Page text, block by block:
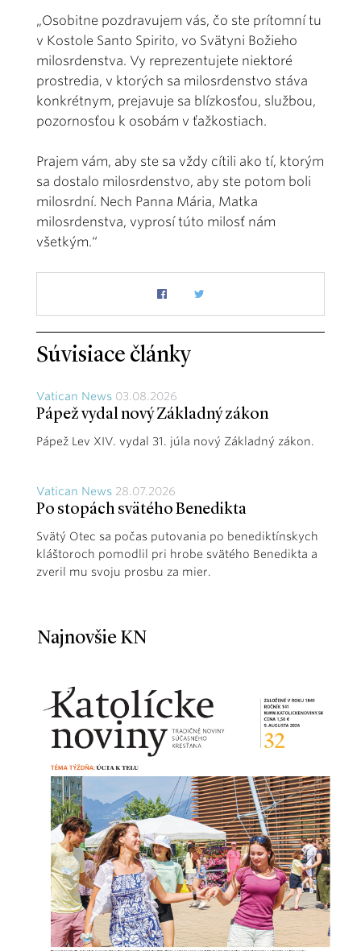
„Osobitne pozdravujem vás, čo ste prítomní tu
v Kostole Santo Spirito, vo Svätyni Božieho
milosrdenstva. Vy reprezentujete niektoré
prostredia, v ktorých sa milosrdenstvo stáva
konkrétnym, prejavuje sa blízkosťou, službou,
pozornosťou k osobám v ťažkostiach.
Prajem vám, aby ste sa vždy cítili ako tí, ktorým
sa dostalo milosrdenstvo, aby ste potom boli
milosrdní. Nech Panna Mária, Matka
milosrdenstva, vyprosí túto milosť nám
všetkým.“
Súvisiace články
Vatican News 03.08.2026
Pápež vydal nový Základný zákon
Pápež Lev XIV. vydal 31. júla nový Základný zákon.
Vatican News 28.07.2026
Po stopách svätého Benedikta
Svätý Otec sa počas putovania po benediktínskych
kláštoroch pomodlil pri hrobe svätého Benedikta a
zveril mu svoju prosbu za mier.
Najnovšie KN